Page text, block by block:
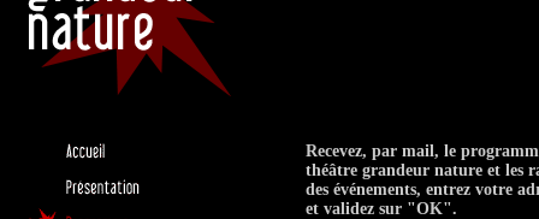
Recevez, par mail, le
théâtre grandeur nature et les
des événements, entrez votre
et validez sur "OK".